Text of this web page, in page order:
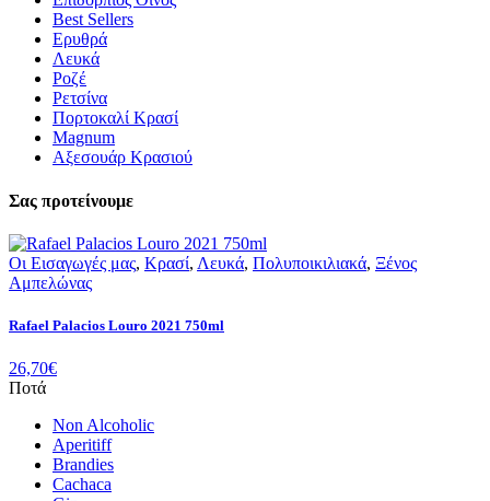
Best Sellers
Ερυθρά
Λευκά
Ροζέ
Ρετσίνα
Πορτοκαλί Κρασί
Magnum
Αξεσουάρ Κρασιού
Σας προτείνουμε
Οι Εισαγωγές μας, Κρασί, Λευκά, Πολυποικιλιακά, Ξένος
Αμπελώνας
Rafael Palacios Louro 2021 750ml
26,70€
Ποτά
Non Alcoholic
Aperitiff
Brandies
Cachaca